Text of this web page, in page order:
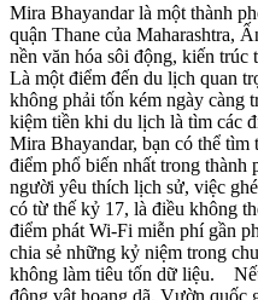
Mira Bhayandar là một thành
quận Thane của Maharashtra,
nền văn hóa sôi động, kiến trúc
Là một điểm đến du lịch quan
không phải tốn kém ngày càng
kiệm tiền khi du lịch là tìm các
Mira Bhayandar, bạn có thể
điểm phổ biến nhất trong thành
người yêu thích lịch sử, việc
có từ thế kỷ 17, là điều không
điểm phát Wi-Fi miễn phí gần
chia sẻ những kỷ niệm trong
không làm tiêu tốn dữ liệu.
động vật hoang dã, Vườn quốc